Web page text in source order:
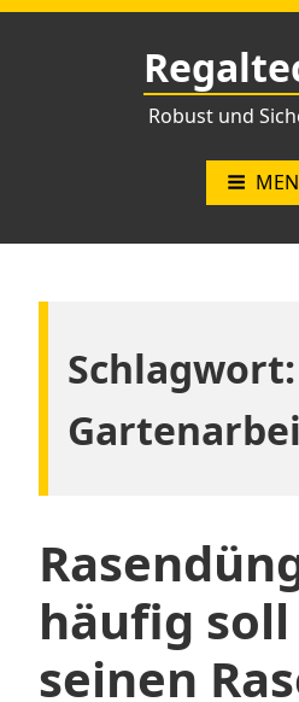
Zum
Robust und
Schlagwort:
häufig
seinen